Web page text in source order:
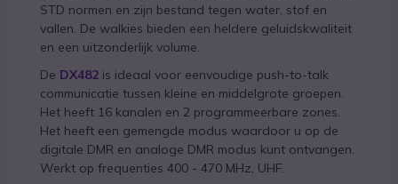
STD normen en zijn bestand tegen water, stof en
vallen. De walkies bieden een heldere geluidskwaliteit
en een uitzonderlijk volume.
De DX482 is ideaal voor eenvoudige push-to-talk
communicatie tussen kleine en middelgrote groepen.
Het heeft 16 kanalen en 2 programmeerbare zones.
Het heeft een gemengde modus waardoor u op de
digitale DMR en analoge DMR modus kunt ontvangen.
Werkt op frequenties 400 - 470 MHz, UHF.